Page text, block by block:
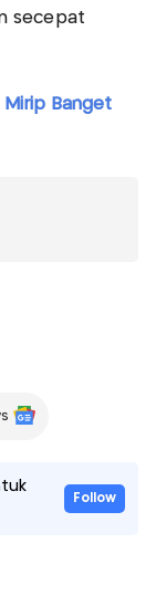
secepat
Mirip Banget
Follow